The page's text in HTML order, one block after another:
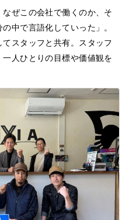
ぜこの会社で働くのか、そ
中で言語化していった」。
スタッフと共有。スタッフ
人ひとりの目標や価値観を